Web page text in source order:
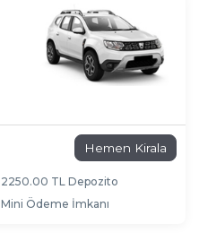
Hemen Kirala
2250.00 TL Depozito
Mini Ödeme İmkanı